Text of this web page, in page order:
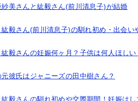
美さんと紘毅さん(前川清息子)が結婚
毅さん(前川清息子)の馴れ初め・出会い
毅さんの妊娠何ヶ月？子供は何人ほしい
彼氏はジャニーズの田中樹さん？
毅さんの馴れ初めや交際期間！妊娠は